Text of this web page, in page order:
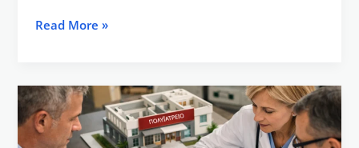
Read More »
Ίδρυση
πολυϊατρείου:
τι